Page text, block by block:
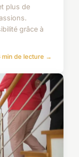
plus de
grâce à
min de lecture →